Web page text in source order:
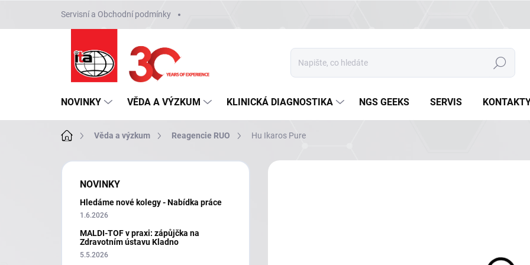
obsah
Servisní a Obchodní podmínky
Hledat
NOVINKY VĚDA A VÝZKUM KLINICKÁ DIAGNOSTIKA NGS GEEKS SERVIS
Domů Věda a výzkum Reagencie RUO Hu Ikaros Pure
P
NOVINKY
Hledáme nové kolegy - Nabídka práce
1.6.2026
MALDI-TOF v praxi: zápůjčka na
Zdravotním ústavu Kladno
5.5.2026